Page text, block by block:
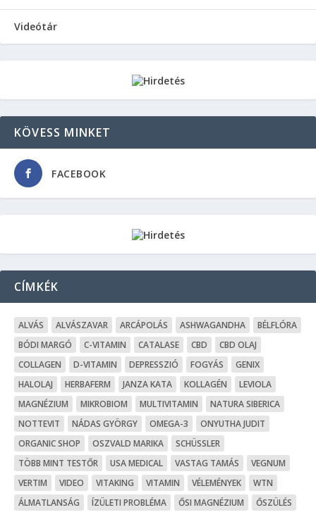
Videótár
KÖVESS MINKET
FACEBOOK
CÍMKÉK
ALVÁS ALVÁSZAVAR ARCÁPOLÁS ASHWAGANDHA
BÉLFLÓRA
BÓDI MARGÓ
C-VITAMIN CATALASE CBD
CBD OLAJ
COLLAGEN
D-VITAMIN DEPRESSZIÓ FOGYÁS
GENIX
HALOLAJ
HERBAFERM JANZA KATA KOLLAGÉN
LEVIOLA
MAGNÉZIUM
MIKROBIOM MULTIVITAMIN
NATURA SIBERICA
NOTTEVIT
NÁDAS GYÖRGY OMEGA-3
ONYUTHA JUDIT
ORGANIC SHOP
OSZVALD MARIKA
SCHÜSSLER
TÖBB MINT TESTŐR
USA MEDICAL VASTAG TAMÁS
VEGNUM
VERTIM
VIDEO VITAKING VITAMIN VÉLEMÉNYEK
WTN
ÁLMATLANSÁG
ÍZÜLETI PROBLÉMA ŐSI MAGNÉZIUM ŐSZÜLÉS